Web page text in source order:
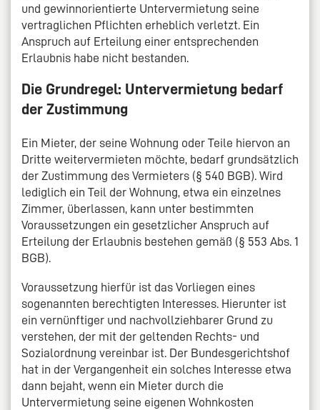
und gewinnorientierte Untervermietung seine
vertraglichen Pflichten erheblich verletzt. Ein
Anspruch auf Erteilung einer entsprechenden
Erlaubnis habe nicht bestanden.
Die Grundregel: Untervermietung bedarf
der Zustimmung
Ein Mieter, der seine Wohnung oder Teile hiervon an
Dritte weitervermieten möchte, bedarf grundsätzlich
der Zustimmung des Vermieters (§ 540 BGB). Wird
lediglich ein Teil der Wohnung, etwa ein einzelnes
Zimmer, überlassen, kann unter bestimmten
Voraussetzungen ein gesetzlicher Anspruch auf
Erteilung der Erlaubnis bestehen gemäß (§ 553 Abs. 1
BGB).
Voraussetzung hierfür ist das Vorliegen eines
sogenannten berechtigten Interesses. Hierunter ist
ein vernünftiger und nachvollziehbarer Grund zu
verstehen, der mit der geltenden Rechts- und
Sozialordnung vereinbar ist. Der Bundesgerichtshof
hat in der Vergangenheit ein solches Interesse etwa
dann bejaht, wenn ein Mieter durch die
Untervermietung seine eigenen Wohnkosten